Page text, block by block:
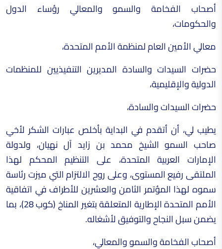
أصحاب الفخامة والسمو والمعالي رؤساء الدول
والحكومات،
معالي الأمين العام لمنظمة الأمم المتحدة،
حضرات السيدات والسادة المديرين التنفيذيين للمنظمات
الدولية والإقليمية،
حضرات السيدات والسادة،
يطيب لي، أن أتقدم في البداية بأخلص عبارات الشكر لأخي
صاحب السمو الشيخ محمد بن زايد آل نهيان، ولدولة
الإمارات العربية المتحدة، على التنظيم المحكم لهذا
الملتقى رفيع المستوى، وعلى روح الالتزام التي ميزت رئاسة
سموه لهذا المؤتمر الثامن والعشرين للأطراف في اتفاقية
الأمم المتحدة الإطارية المتعلقة بتغير المناخ (كوب 28)، بما
يضمن سبل النجاح والتوفيق لأشغاله.
أصحاب الفخامة والسمو والمعالي،